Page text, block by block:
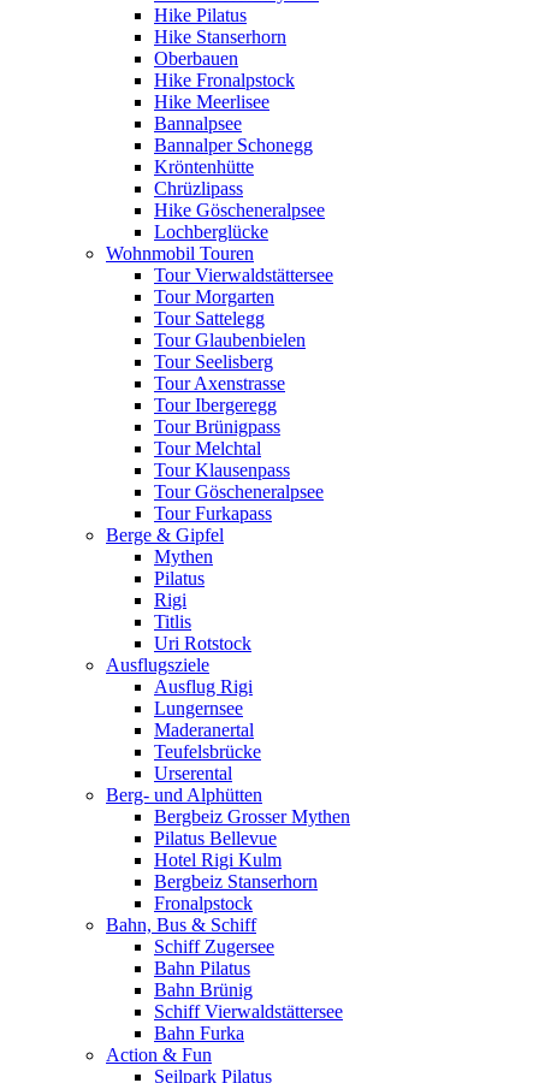
Hike Pilatus
Hike Stanserhorn
Oberbauen
Hike Fronalpstock
Hike Meerlisee
Bannalpsee
Bannalper Schonegg
Kröntenhütte
Chrüzlipass
Hike Göscheneralpsee
Lochberglücke
Wohnmobil Touren
Tour Vierwaldstättersee
Tour Morgarten
Tour Sattelegg
Tour Glaubenbielen
Tour Seelisberg
Tour Axenstrasse
Tour Ibergeregg
Tour Brünigpass
Tour Melchtal
Tour Klausenpass
Tour Göscheneralpsee
Tour Furkapass
Berge & Gipfel
Mythen
Pilatus
Rigi
Titlis
Uri Rotstock
Ausflugsziele
Ausflug Rigi
Lungernsee
Maderanertal
Teufelsbrücke
Urserental
Berg- und Alphütten
Bergbeiz Grosser Mythen
Pilatus Bellevue
Hotel Rigi Kulm
Bergbeiz Stanserhorn
Fronalpstock
Bahn, Bus & Schiff
Schiff Zugersee
Bahn Pilatus
Bahn Brünig
Schiff Vierwaldstättersee
Bahn Furka
Action & Fun
Seilpark Pilatus